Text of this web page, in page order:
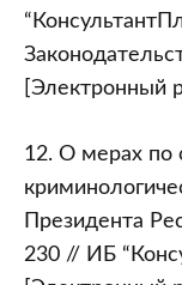
[Электронный
12. О мерах по
Президента
230 // ИБ